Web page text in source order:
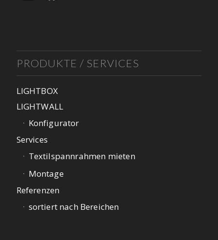
PRODUKTE / SERVICES
LIGHTBOX
LIGHTWALL
Konfigurator
Services
Textilspannrahmen mieten
Montage
Referenzen
sortiert nach Bereichen